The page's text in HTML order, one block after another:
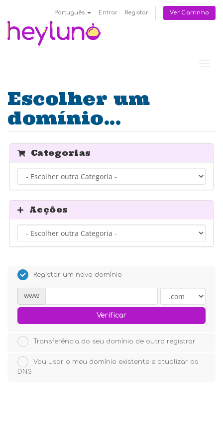
Português Entrar Registar Ver Carrinho
Escolher um
domínio...
Categorias
Acções
Registar um novo domínio
www.
Verificar
Transferência do seu domínio de outro registrar
Vou usar o meu domínio existente e atualizar os
DNS